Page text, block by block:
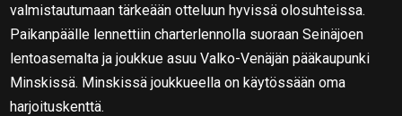
valmistautumaan tärkeään otteluun hyvissä olosuhteissa.
Paikanpäälle lennettiin charterlennolla suoraan Seinäjoen
lentoasemalta ja joukkue asuu Valko-Venäjän pääkaupunki
Minskissä. Minskissä joukkueella on käytössään oma
harjoituskenttä.